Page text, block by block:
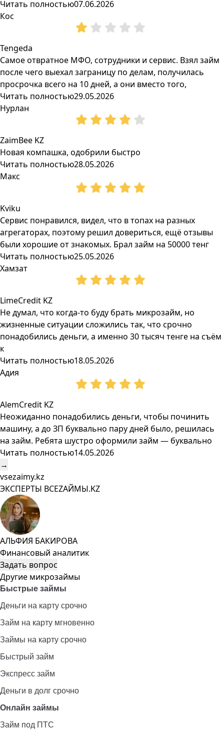
Читать полностью07.06.2026
Кос
Tengeda
Самое отвратное МФО, сотрудники и сервис. Взял займ
после чего выехал заграницу по делам, получилась
просрочка всего на 10 дней, а они вместо того,
Читать полностью29.05.2026
Нурлан
ZaimBee KZ
Новая компашка, одобрили быстро
Читать полностью28.05.2026
Макс
Kviku
Сервис понравился, видел, что в топах на разных
агрегаторах, поэтому решил довериться, ещё отзывы
были хорошие от знакомых. Брал займ на 50000 тенг
Читать полностью25.05.2026
Хамзат
LimeCredit KZ
Не думал, что когда-то буду брать микрозайм, но
жизненные ситуации сложились так, что срочно
понадобились деньги, а именно 30 тысяч тенге на съём
к
Читать полностью18.05.2026
Адия
AlemCredit KZ
Неожиданно понадобились деньги, чтобы починить
машину, а до ЗП буквально пару дней было, решилась
на займ. Ребята шустро оформили займ — буквально
Читать полностью14.05.2026
→
vsezaimy.kz
ЭКСПЕРТЫ ВСЕZAЙМЫ.KZ
АЛЬФИЯ БАКИРОВА
Финансовый аналитик
Задать вопрос
Другие микрозаймы
Быстрые займы
Деньги на карту срочно
Займ на карту мгновенно
Займы на карту срочно
Быстрый займ
Экспресс займ
Деньги в долг срочно
Онлайн займы
Займ под ПТС